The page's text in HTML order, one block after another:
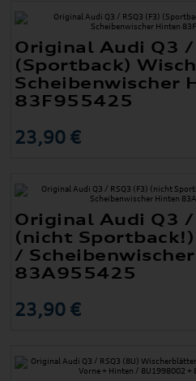
Original Audi Q3 /
(Sportback)
Scheibenwischer
83F955425
23,90 €
Original Audi Q3 /
(nicht
/
83A955425
23,90 €